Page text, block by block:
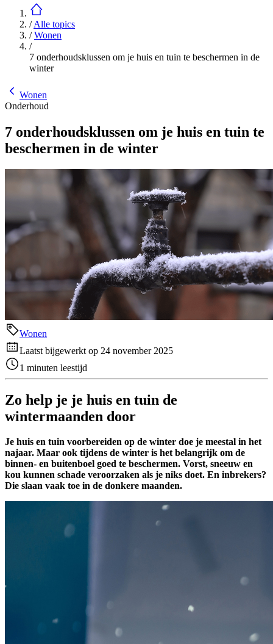
/Alle topics
/Wonen
/
7 onderhoudsklussen om je huis en tuin te beschermen in de
winter
Wonen
Onderhoud
7 onderhoudsklussen om je huis en tuin te
beschermen in de winter
Wonen
Laatst bijgewerkt op 24 november 2025
1 minuten leestijd
Zo help je je huis en tuin de
wintermaanden door
Je huis en tuin voorbereiden op de winter doe je meestal in het
najaar. Maar ook tijdens de winter is het belangrijk om de
binnen- en buitenboel goed te beschermen. Vorst, sneeuw en
kou kunnen schade veroorzaken als je niks doet. En inbrekers?
Die slaan vaak toe in de donkere maanden.